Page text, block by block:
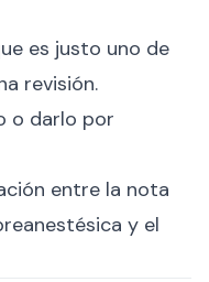
es justo uno de
revisión.
o darlo por
entre la nota
y el